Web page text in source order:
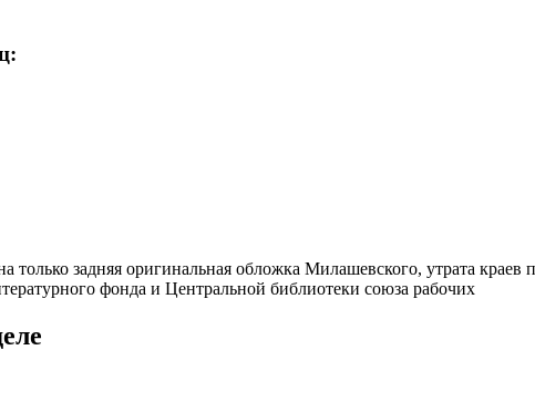
только задняя оригинальная обложка Милашевского, утрата
фонда и Центральной библиотеки союза рабочих